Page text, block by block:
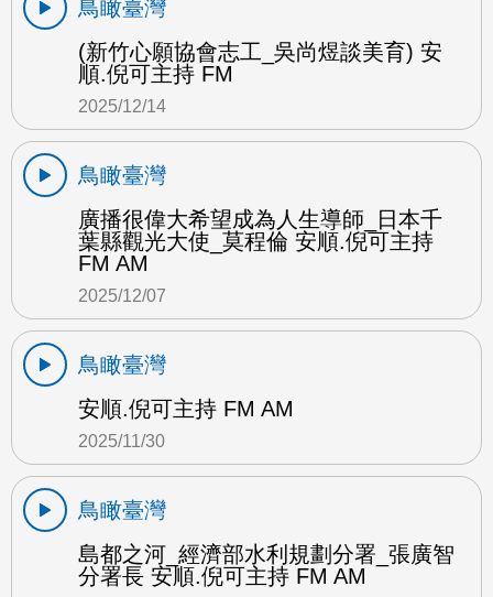
鳥瞰臺灣
(新竹心願協會志工_吳尚煜談美育) 安
順.倪可主持 FM
2025/12/14
鳥瞰臺灣
廣播很偉大希望成為人生導師_日本千
葉縣觀光大使_莫程倫 安順.倪可主持
FM AM
2025/12/07
鳥瞰臺灣
安順.倪可主持 FM AM
2025/11/30
鳥瞰臺灣
島都之河_經濟部水利規劃分署_張廣智
分署長 安順.倪可主持 FM AM